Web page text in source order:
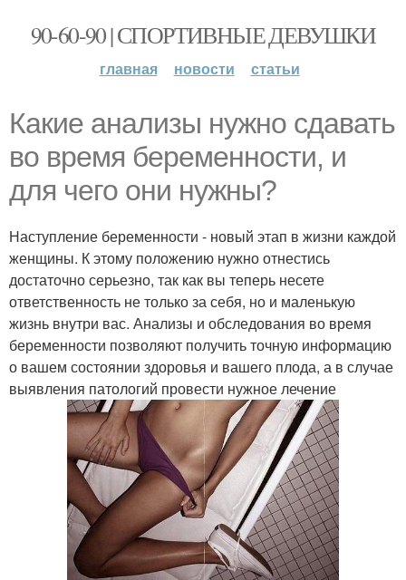
90-60-90 | СПОРТИВНЫЕ ДЕВУШКИ
главная новости статьи
Какие анализы нужно сдавать
во время беременности, и
для чего они нужны?
Наступление беременности - новый этап в жизни каждой
женщины. К этому положению нужно отнестись
достаточно серьезно, так как вы теперь несете
ответственность не только за себя, но и маленькую
жизнь внутри вас. Анализы и обследования во время
беременности позволяют получить точную информацию
о вашем состоянии здоровья и вашего плода, а в случае
выявления патологий провести нужное лечение